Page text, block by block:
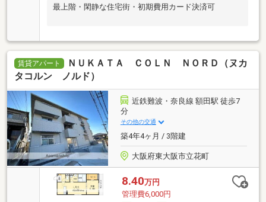
最上階・閑静な住宅街・初期費用カード決済可
賃貸アパート
ＮＵＫＡＴＡ ＣＯＬＮ ＮＯＲＤ（ヌカ
タコルン ノルド）
近鉄難波・奈良線 額田駅 徒歩7
分
その他の交通
築4年4ヶ月 / 3階建
大阪府東大阪市立花町
8.40万円
管理費6,000円